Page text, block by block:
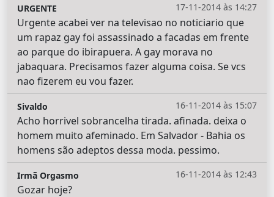
17-11-2014 às 14:27
URGENTE
Urgente acabei ver na televisao no noticiario que
um rapaz gay foi assassinado a facadas em frente
ao parque do ibirapuera. A gay morava no
jabaquara. Precisamos fazer alguma coisa. Se vcs
nao fizerem eu vou fazer.
16-11-2014 às 15:07
Sivaldo
Acho horrivel sobrancelha tirada. afinada. deixa o
homem muito afeminado. Em Salvador - Bahia os
homens são adeptos dessa moda. pessimo.
16-11-2014 às 12:43
Irmã Orgasmo
Gozar hoje?